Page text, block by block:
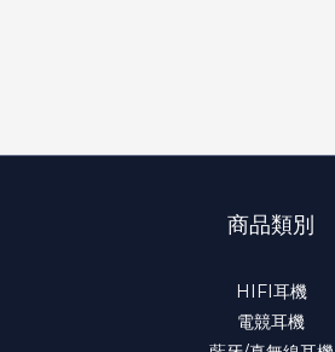
商品類別
HIFI耳機
電競耳機